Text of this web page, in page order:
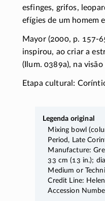
esfinges, grifos,
efígies de um homem
Mayor (2000, p. 157-
inspirou, ao criar a
(Ilum. 0389a), na
Etapa cultural:
Legenda original
Mixing bowl
Period, Late
Manufacture:
33 cm (13 in.);
Medium or
Credit Line:
Accession